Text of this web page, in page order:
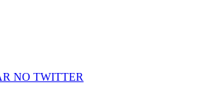
NO TWITTER